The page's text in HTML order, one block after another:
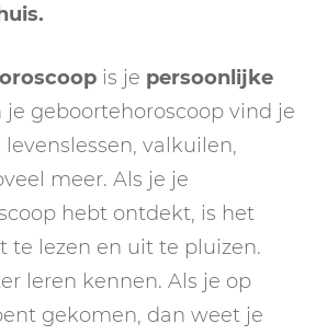
is je persoonlijke
je geboortehoroscoop vind je
valkuilen,
meer. Als je je
hebt ontdekt, is het
te lezen en uit te pluizen.
leren kennen. Als je op
gekomen, dan weet je